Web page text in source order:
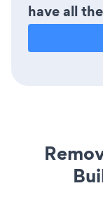
have all